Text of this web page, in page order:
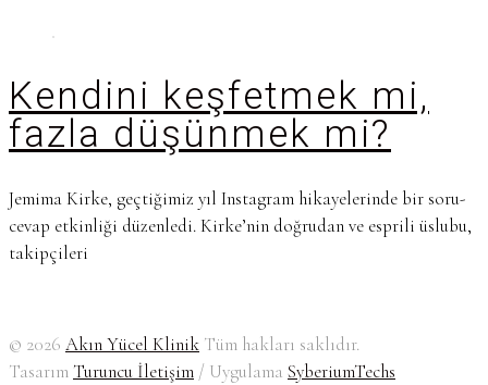
Kendini keşfetmek mi,
fazla düşünmek mi?
Jemima Kirke, geçtiğimiz yıl Instagram hikayelerinde bir soru-
cevap etkinliği düzenledi. Kirke’nin doğrudan ve esprili üslubu,
takipçileri
© 2026 Akın Yücel Klinik Tüm hakları saklıdır.
Tasarım Turuncu İletişim / Uygulama SyberiumTechs